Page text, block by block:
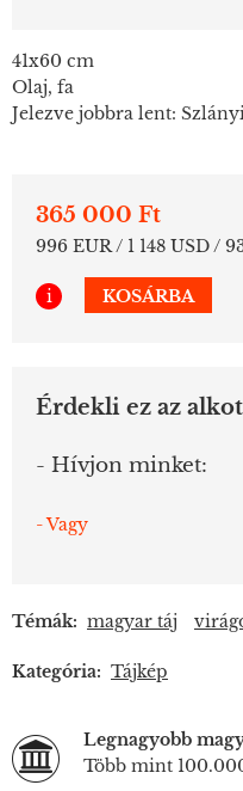
41x60 cm
Olaj, fa
Jelezve jobbra lent:
365 000 Ft
996 EUR / 1 148 USD /
i KOSÁRBA
Érdekli ez az
- Hívjon minket:
- Vagy
Témák: magyar táj
Kategória: Tájkép
Legnagyobb
Több mint